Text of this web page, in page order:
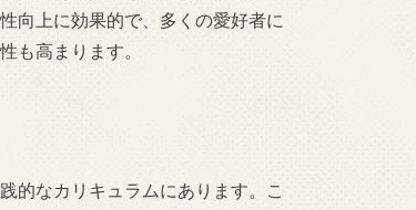
向上に効果的で、多くの愛好者に
も高まります。
的なカリキュラムにあります。こ